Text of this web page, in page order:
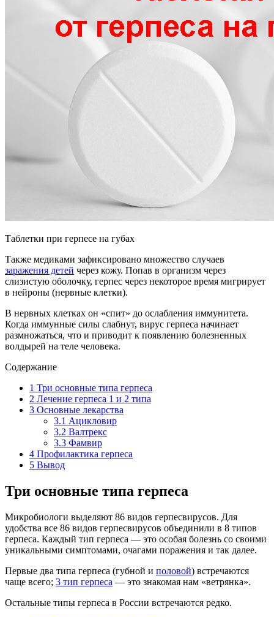
Таблетки при герпесе на губах
Также медиками зафиксировано множество случаев
заражения детей через кожу. Попав в организм через
слизистую оболочку, герпес через некоторое время мигрирует
в нейроны (нервные клетки).
В нервных клетках он «спит» до ослабления иммунитета.
Когда иммунные силы слабнут, вирус герпеса начинает
размножаться, что и приводит к появлению болезненных
волдырей на теле человека.
Содержание
1 Три основные типа герпеса
2 Лечение герпеса 1 и 2 типа
3 Основные лекарства
3.1 Ацикловир
3.2 Валтрекс
3.3 Фамвир
4 Профилактика герпеса
5 Вывод
Три основные типа герпеса
Микробиологи выделяют 86 видов герпесвирусов. Для
удобства все 86 видов герпесвирусов объединили в 8 типов
герпеса. Каждый тип герпеса — это особая болезнь со своими
уникальными симптомами, очагами поражения и так далее.
Первые два типа герпеса (губной и половой) встречаются
чаще всего; 3 тип герпеса — это знакомая нам «ветрянка».
Остальные типы герпеса в России встречаются редко.